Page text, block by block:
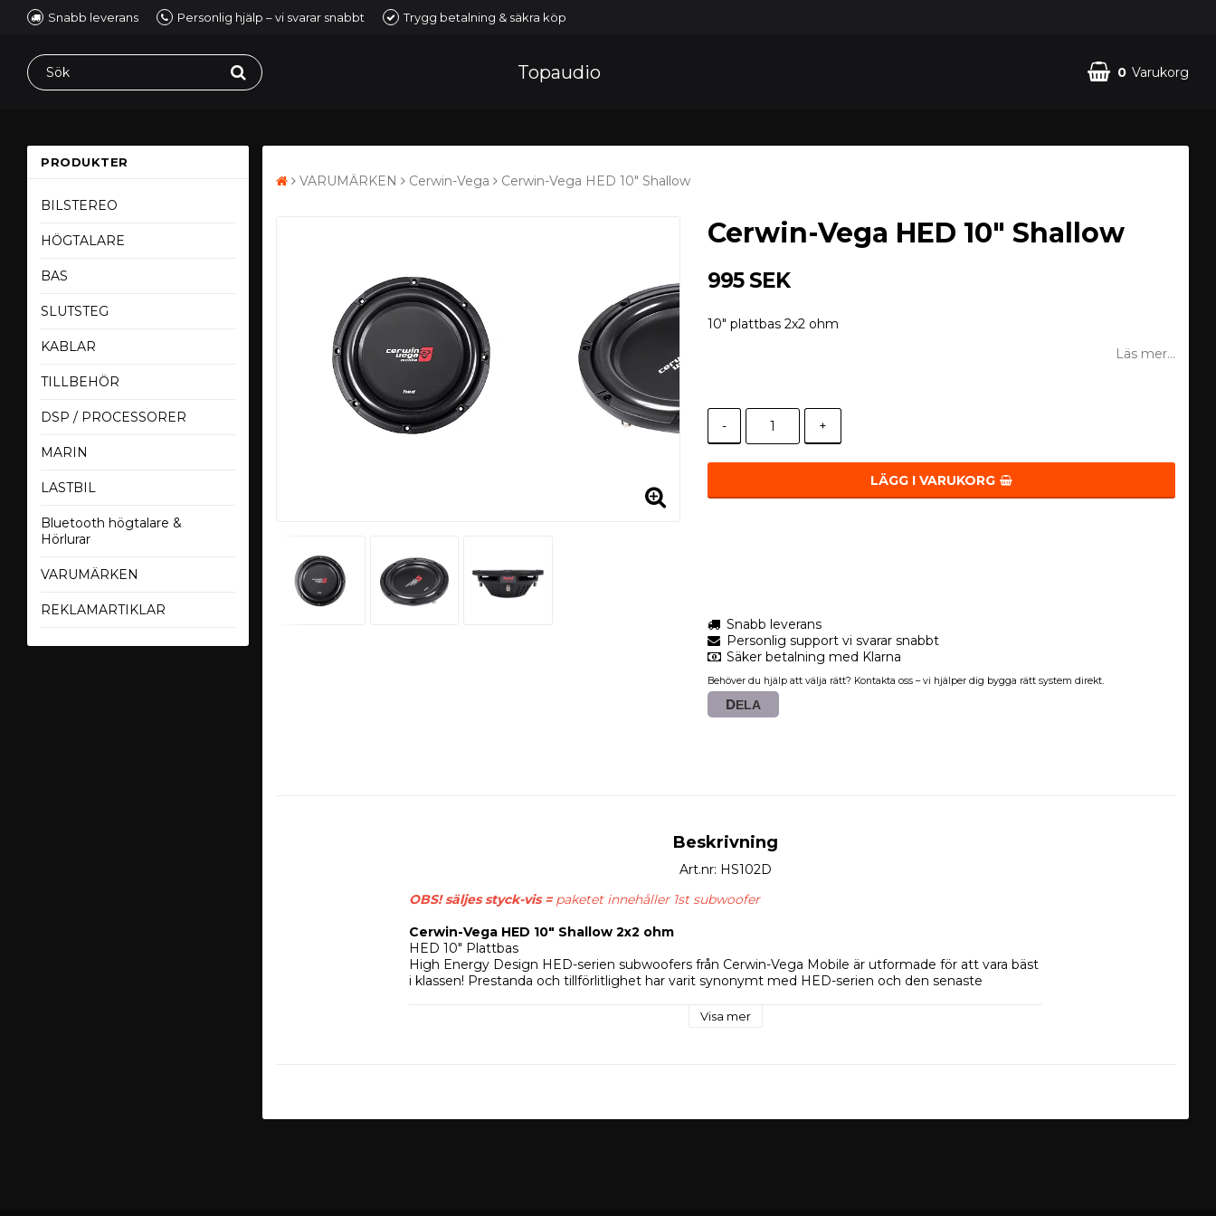
Snabb leverans Personlig hjälp – vi svarar snabbt Trygg betalning & säkra köp
Topaudio 0 Varukorg
PRODUKTER
BILSTEREO
HÖGTALARE
BAS
SLUTSTEG
KABLAR
TILLBEHÖR
DSP / PROCESSORER
MARIN
LASTBIL
Bluetooth högtalare &
Hörlurar
VARUMÄRKEN
REKLAMARTIKLAR
VARUMÄRKEN Cerwin-Vega Cerwin-Vega HED 10" Shallow
Cerwin-Vega HED 10" Shallow
995 SEK
10" plattbas 2x2 ohm
Läs mer...
- +
LÄGG I VARUKORG
Snabb leverans
Personlig support vi svarar snabbt
Säker betalning med Klarna
Behöver du hjälp att välja rätt? Kontakta oss – vi hjälper dig bygga rätt system direkt.
DELA
Beskrivning
Art.nr: HS102D
OBS! säljes styck-vis = paketet innehåller 1st subwoofer
Cerwin-Vega HED 10" Shallow 2x2 ohm
HED 10" Plattbas
High Energy Design HED-serien subwoofers från Cerwin-Vega Mobile är utformade för att vara bäst
i klassen! Prestanda och tillförlitlighet har varit synonymt med HED-serien och den senaste
nya HED-slimbasarna är uppbyggda med HED-slimkorg där magneten är inkapslad och med det
Visa mer